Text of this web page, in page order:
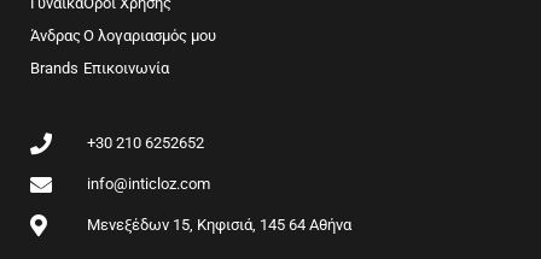
o
o
k
g
r
a
Άνδρας
Brands
Ο λογαριασμός μου
Επικοινωνία
+30 210 6252652
info@inticloz.com
Μενεξέδων 15, Κηφισιά, 145 64 Αθήνα